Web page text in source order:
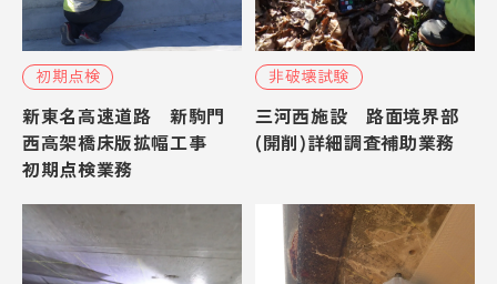
初期点検
新東名高速道路 新駒門
西高架橋床版拡幅工事
初期点検業務
非破壊試験
三河西施設 路面境界部
(開削)詳細調査補助業務